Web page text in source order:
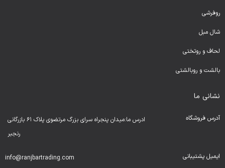
روفرشی
شال مبل
لحاف و روتختی
بالشت و روبالشتی
نشانی ما
آدرس فروشگاه
ادرس ما:میدان پنجراه سرای بزرگ مرتضوی پلاک ۶۱ بازرگانی
رنجبر
ایمیل پشتیبانی info@ranjbartrading.com